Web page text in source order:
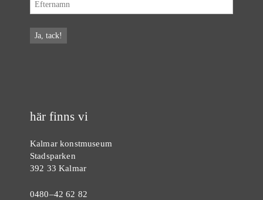
här finns vi
Kalmar konstmuseum
Stadsparken
392 33 Kalmar
0480–42 62 82